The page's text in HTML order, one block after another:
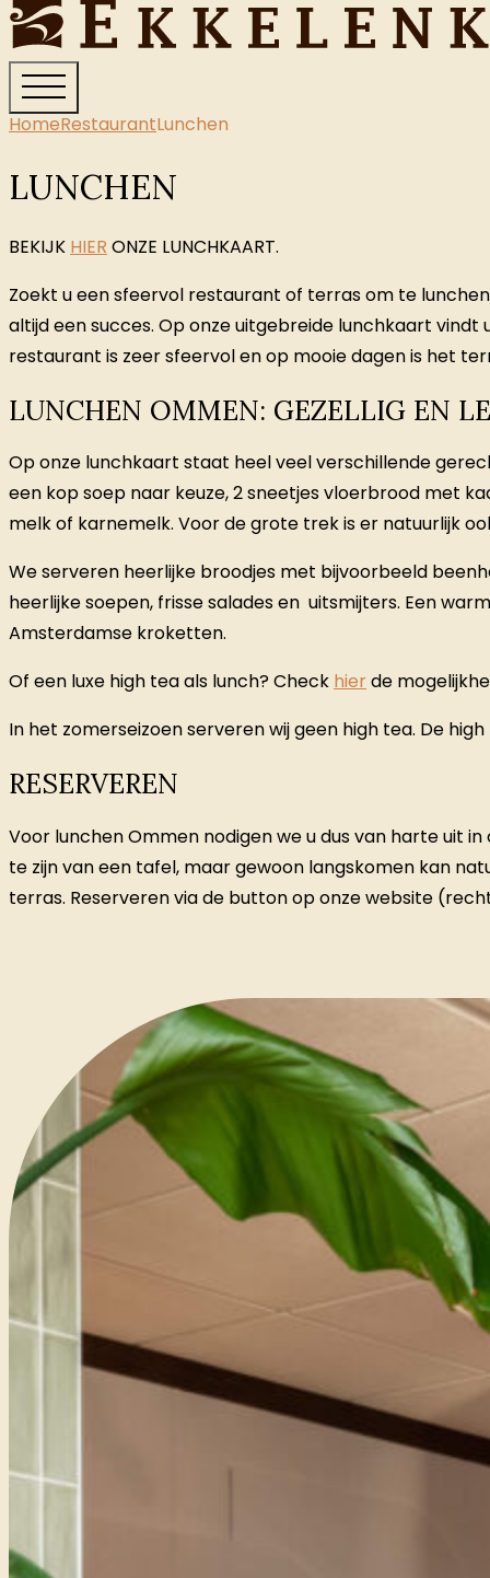
HomeRestaurantLunchen
LUNCHEN
BEKIJK HIER ONZE LUNCHKAART.
Zoekt u een sfeervol restaurant of terras om te
altijd een succes. Op onze uitgebreide lunchkaart
restaurant is zeer sfeervol en op mooie dagen is het
LUNCHEN OMMEN: GEZELLIG EN
Op onze lunchkaart staat heel veel verschillende
een kop soep naar keuze, 2 sneetjes vloerbrood met
melk of karnemelk. Voor de grote trek is er natuurlijk
We serveren heerlijke broodjes met bijvoorbeeld
heerlijke soepen, frisse salades en uitsmijters. Een
Amsterdamse kroketten.
Of een luxe high tea als lunch? Check hier de
In het zomerseizoen serveren wij geen high tea. De
RESERVEREN
Voor lunchen Ommen nodigen we u dus van harte uit
te zijn van een tafel, maar gewoon langskomen kan
terras. Reserveren via de button op onze website